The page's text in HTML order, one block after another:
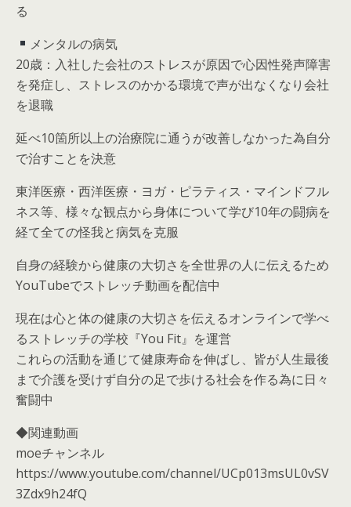
る
メンタルの病気
20歳：入社した会社のストレスが原因で心因性発声障害
を発症し、ストレスのかかる環境で声が出なくなり会社
を退職
延べ10箇所以上の治療院に通うが改善しなかった為自分
で治すことを決意
東洋医療・西洋医療・ヨガ・ピラティス・マインドフル
ネス等、様々な観点から身体について学び10年の闘病を
経て全ての怪我と病気を克服
自身の経験から健康の大切さを全世界の人に伝えるため
YouTubeでストレッチ動画を配信中
現在は心と体の健康の大切さを伝えるオンラインで学べ
るストレッチの学校『You Fit』を運営
これらの活動を通じて健康寿命を伸ばし、皆が人生最後
まで介護を受けず自分の足で歩ける社会を作る為に日々
奮闘中
◆関連動画
moeチャンネル
https://www.youtube.com/channel/UCp013msUL0vSV
3Zdx9h24fQ